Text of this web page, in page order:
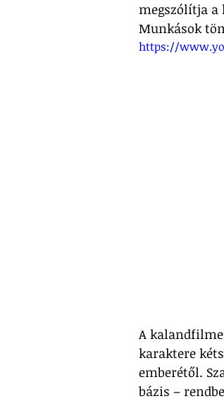
megszólítja
Munkások
https://
A
karaktere
emberétől.
bázis –